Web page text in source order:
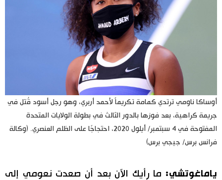
أوساكا ناومي ترتدي كمامة تكريماً لأحمد أربري، وهو رجل أسود قُتل في
جريمة كراهية، بعد فوزها بالدور الثالث في بطولة الولايات المتحدة
المفتوحة في 4 سبتمبر/ أيلول 2020، احتجاجًا على الظلم العنصري. (وكالة
فرانس برس/ جيجي برس)
ياماغوتشي: ما رأيك الآن بعد أن صعدت نعومي إلى